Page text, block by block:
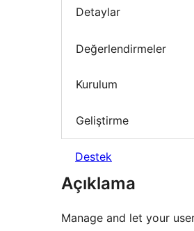
Detaylar
Değerlendirmeler
Kurulum
Geliştirme
Destek
Açıklama
Manage and let your